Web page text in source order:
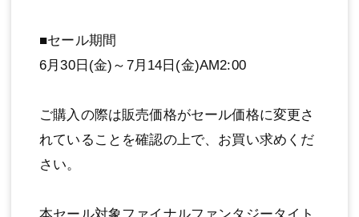
■セール期間
6月30日(金)～7月14日(金)AM2:00
ご購入の際は販売価格がセール価格に変更さ
れていることを確認の上で、お買い求めくだ
さい。